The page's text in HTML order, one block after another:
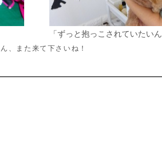
「ずっと抱っこされていたい
、また来て下さいね！